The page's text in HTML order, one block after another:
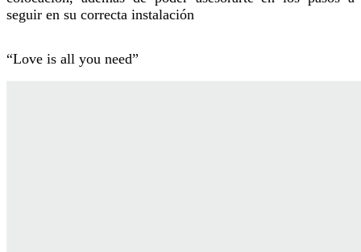
seguir en su correcta instalación
“Love is all you need”